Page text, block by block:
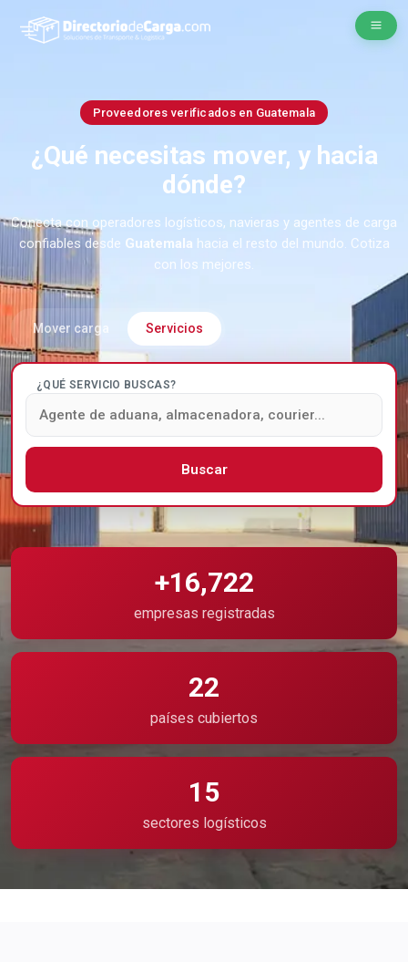
Proveedores verificados en Guatemala
¿Qué necesitas mover, y hacia
dónde?
Conecta con operadores logísticos, navieras y agentes de carga
confiables desde Guatemala hacia el resto del mundo. Cotiza
con los mejores.
Mover carga Servicios
¿QUÉ SERVICIO BUSCAS?
Buscar
+16,722
empresas registradas
22
países cubiertos
15
sectores logísticos